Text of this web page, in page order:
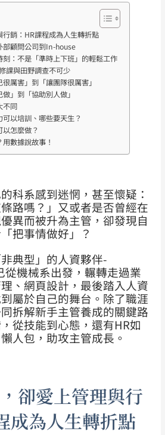
銷：HR課程成為人生轉折點
部顧問公司到In-house
：不是「準時上下班」的輕鬆工作
課與田野調查不可少
厲害」到「讓團隊很厲害」
」到「協助別人做」
不同
以培訓、哪些要天生？
怎麼做？
數據說故事！
科系感到迷惘，甚至懷疑：
條路嗎？」又或者是否曾經在
異而被升為主管，卻發現自
把事情做好」？
典型」的人資夥伴-
機械系出發，輾轉走過業
、網頁設計，最後踏入人資
屬於自己的舞台。除了職涯
拆解新手主管養成的關鍵路
從技能到心態，還有HR如
人包，助攻主管成長。
卻愛上管理與行
成為人生轉折點